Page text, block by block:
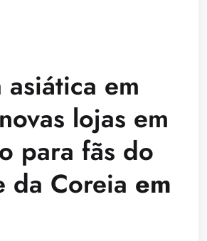
em
lojas em
para fãs do
da Coreia em